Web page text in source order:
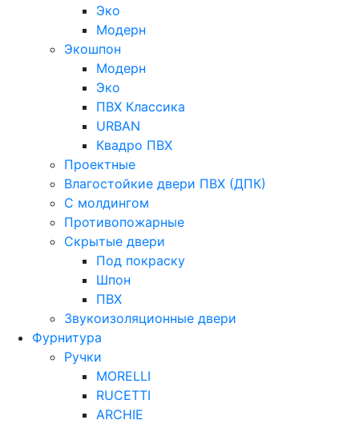
Эко
Модерн
Экошпон
Модерн
Эко
ПВХ Классика
URBAN
Квадро ПВХ
Проектные
Влагостойкие двери ПВХ (ДПК)
С молдингом
Противопожарные
Скрытые двери
Под покраску
Шпон
ПВХ
Звукоизоляционные двери
Фурнитура
Ручки
MORELLI
RUCETTI
ARCHIE